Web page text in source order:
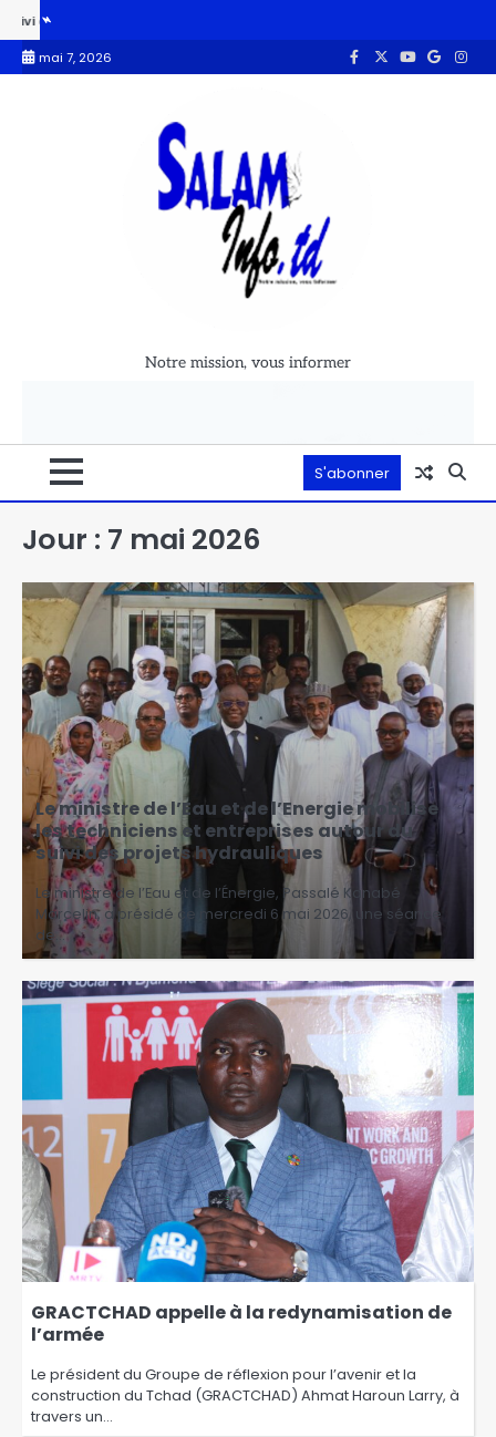
hydrauliques
mai 7, 2026
Notre mission, vous informer
S'abonner
Jour : 7 mai 2026
Le ministre de l’Eau et de l’Energie mobilise
les techniciens et entreprises autour du
suivi des projets hydrauliques
Le ministre de l’Eau et de l’Énergie, Passalé Kanabé
Marcelin, a présidé ce mercredi 6 mai 2026, une séance
de…
GRACTCHAD appelle à la redynamisation de
l’armée
Le président du Groupe de réflexion pour l’avenir et la
construction du Tchad (GRACTCHAD) Ahmat Haroun Larry, à
travers un…